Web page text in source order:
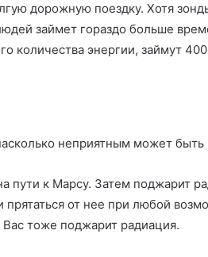
дорожную поездку. Хотя
займет гораздо больше
количества энергии, займут
пути к Марсу. Затем поджарит
прятаться от нее при любой
Вас тоже поджарит радиация.